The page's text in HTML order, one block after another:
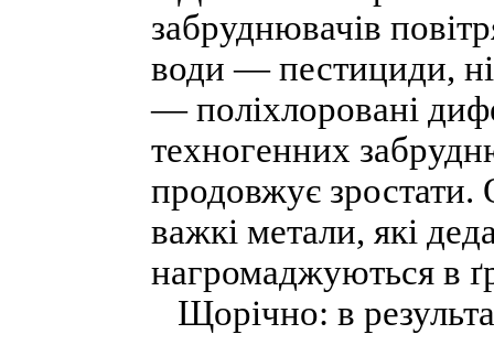
забруднювачів
води — пестициди,
— поліхлоровані
техногенних
продовжує зростати.
важкі метали, які
нагромаджуються в
Щорічно: в